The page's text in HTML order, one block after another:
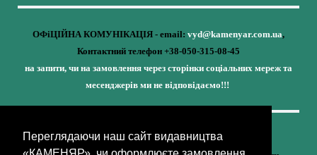
Переглядаючи наш сайт видавництва
ОФіЦІЙНА КОМУНІКАЦІЯ - email: vyd@kamenyar.com.ua,
Контактний телефон +38-050-315-08-45
на запити, чи на замовлення через сторінки соціальних мереж та
месенджерів ми не відповідаємо!!!
Кожне наше видання - це внесок у спротив,